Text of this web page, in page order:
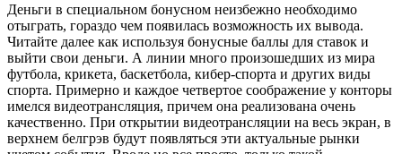
Деньги в специальном бонусном неизбежно необходимо
отыграть, гораздо чем появилась возможность их вывода.
Читайте далее как используя бонусные баллы для ставок и
выйти свои деньги. А линии много произошедших из мира
футбола, крикета, баскетбола, кибер-спорта и других виды
спорта. Примерно и каждое четвертое соображение у конторы
имелся видеотрансляция, причем она реализована очень
качественно. При открытии видеотрансляции на весь экран, в
верхнем белгрэв будут появляться эти актуальные рынки